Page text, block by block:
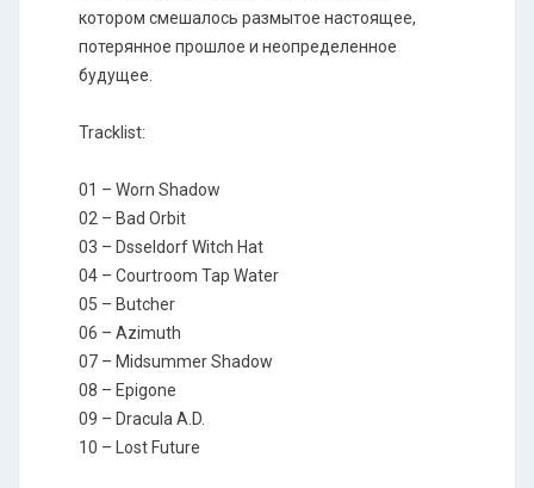
котором смешалось размытое настоящее,
потерянное прошлое и неопределенное
будущее.
Tracklist:
01 – Worn Shadow
02 – Bad Orbit
03 – Dsseldorf Witch Hat
04 – Courtroom Tap Water
05 – Butcher
06 – Azimuth
07 – Midsummer Shadow
08 – Epigone
09 – Dracula A.D.
10 – Lost Future